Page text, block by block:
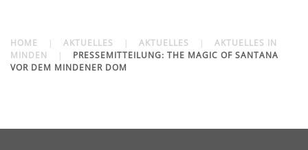
HOME AKTUELLES AKTUELLES
AKTUELLES IN
MINDEN
PRESSEMITTEILUNG: THE MAGIC OF SANTANA
VOR DEM MINDENER DOM